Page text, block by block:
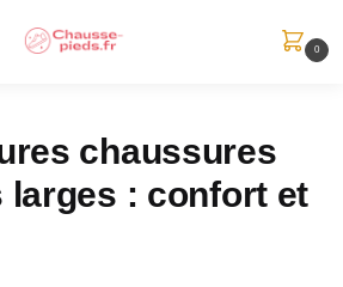
0
chaussures
larges : confort et